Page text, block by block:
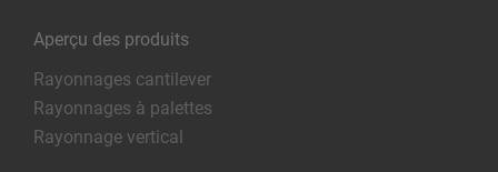
Aperçu des produits
Rayonnages cantilever
Rayonnages à palettes
Rayonnage vertical